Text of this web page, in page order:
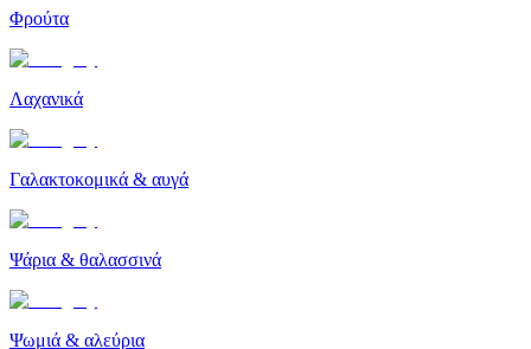
Φρούτα
Λαχανικά
Γαλακτοκομικά & αυγά
Ψάρια & θαλασσινά
Ψωμιά & αλεύρια